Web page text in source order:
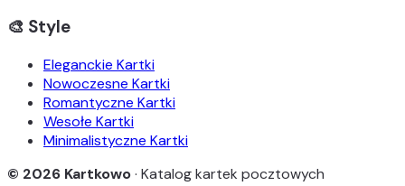
🎨 Style
Eleganckie Kartki
Nowoczesne Kartki
Romantyczne Kartki
Wesołe Kartki
Minimalistyczne Kartki
© 2026 Kartkowo· Katalog kartek pocztowych